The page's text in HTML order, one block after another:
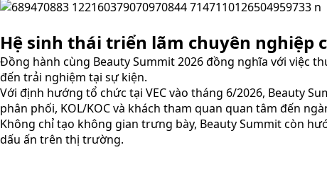
Hệ sinh thái triển lãm chuyên nghiệp
Đồng hành cùng Beauty Summit 2026 đồng nghĩa với việc
đến trải nghiệm tại sự kiện.
Với định hướng tổ chức tại VEC vào tháng 6/2026, Beauty
phân phối, KOL/KOC và khách tham quan quan tâm đến
Không chỉ tạo không gian trưng bày, Beauty Summit còn
dấu ấn trên thị trường.